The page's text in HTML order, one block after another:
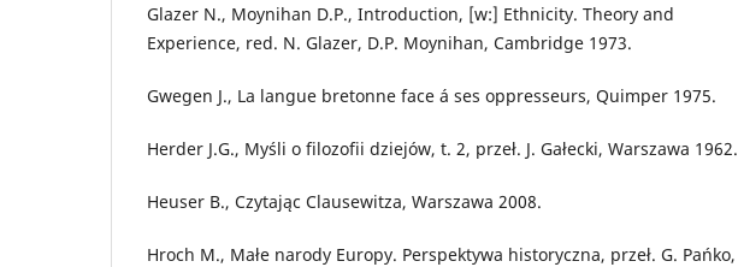
Glazer N., Moynihan D.P., Introduction, [w:] Ethnicity. Theory and
Experience, red. N. Glazer, D.P. Moynihan, Cambridge 1973.
Gwegen J., La langue bretonne face á ses oppresseurs, Quimper 1975.
Herder J.G., Myśli o filozofii dziejów, t. 2, przeł. J. Gałecki, Warszawa 1962.
Heuser B., Czytając Clausewitza, Warszawa 2008.
Hroch M., Małe narody Europy. Perspektywa historyczna, przeł. G. Pańko,